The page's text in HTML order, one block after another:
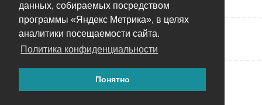
данных, собираемых посредством
программы «Яндекс Метрика», в целях
аналитики посещаемости сайта.
Политика конфиденциальности
Понятно
Написать ответ...